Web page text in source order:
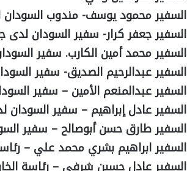
السفير محمود يوسف- مندوب السودان
السفير جعفر كرار- سفير السودان لدى
السفير محمد أمين الكارب. سفير
السفير عبدالرحيم الصديق- سفير
السفير عبدالمنعم الأمين – سفير
السفير عادل إبراهيم – سفير السودان
السفير طارق حسن أبوصالح – سفير
السفير ابراهيم بشري محمد علي –
السفير عادل حسين شرفي – رئاسة